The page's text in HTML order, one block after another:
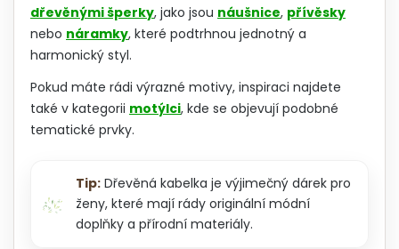
dřevěnými šperky, jako jsou náušnice, přívěsky
nebo náramky, které podtrhnou jednotný a
harmonický styl.
Pokud máte rádi výrazné motivy, inspiraci najdete
také v kategorii motýlci, kde se objevují podobné
tematické prvky.
Tip: Dřevěná kabelka je výjimečný dárek pro
ženy, které mají rády originální módní
doplňky a přírodní materiály.